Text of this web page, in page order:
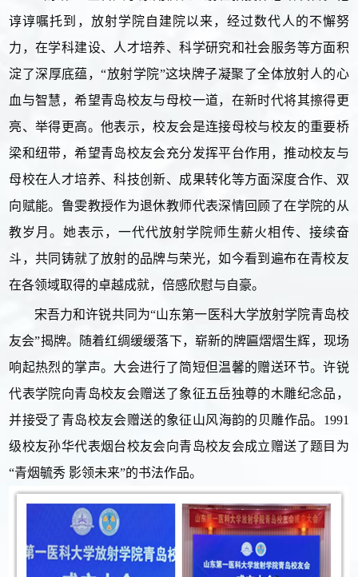
谆谆嘱托到，放射学院自建院以来，经过数代人的不懈努
力，在学科建设、人才培养、科学研究和社会服务等方面积
淀了深厚底蕴，“放射学院”这块牌子凝聚了全体放射人的心
血与智慧，希望青岛校友与母校一道，在新时代将其擦得更
亮、举得更高。他表示，校友会是连接母校与校友的重要桥
梁和纽带，希望青岛校友会充分发挥平台作用，推动校友与
母校在人才培养、科技创新、成果转化等方面深度合作、双
向赋能。鲁雯教授作为退休教师代表深情回顾了在学院的从
教岁月。她表示，一代代放射学院师生薪火相传、接续奋
斗，共同铸就了放射的品牌与荣光，如今看到遍布在青校友
在各领域取得的卓越成就，倍感欣慰与自豪。
宋吾力和许锐共同为“山东第一医科大学放射学院青岛校
友会”揭牌。随着红绸缓缓落下，崭新的牌匾熠熠生辉，现场
响起热烈的掌声。大会进行了简短但温馨的赠送环节。许锐
代表学院向青岛校友会赠送了象征五岳独尊的木雕纪念品，
并接受了青岛校友会赠送的象征山风海韵的贝雕作品。1991
级校友孙华代表烟台校友会向青岛校友会成立赠送了题目为
“青烟毓秀 影领未来”的书法作品。